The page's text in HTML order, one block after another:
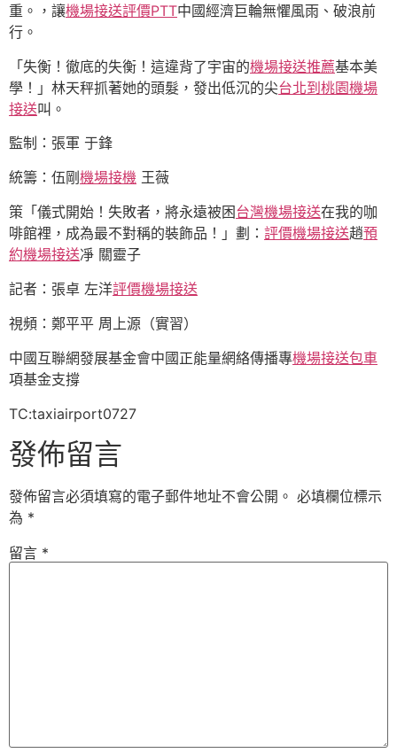
重。，讓機場接送評價PTT中國經濟巨輪無懼風雨、破浪前
行。
「失衡！徹底的失衡！這違背了宇宙的機場接送推薦基本美
學！」林天秤抓著她的頭髮，發出低沉的尖台北到桃園機場
接送叫。
監制：張軍 于鋒
統籌：伍剛機場接機 王薇
策「儀式開始！失敗者，將永遠被困台灣機場接送在我的咖
啡館裡，成為最不對稱的裝飾品！」劃： 評價機場接送趙預
約機場接送凈 關靈子
記者：張卓 左洋評價機場接送
視頻：鄭平平 周上源（實習）
中國互聯網發展基金會中國正能量網絡傳播專機場接送包車
項基金支撐
TC:taxiairport0727
發佈留言
發佈留言必須填寫的電子郵件地址不會公開。 必填欄位標示
為 *
留言 *